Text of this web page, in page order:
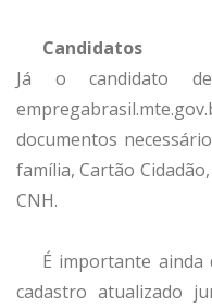
Candidatos
Já o candidato
documentos
família, Cartão
CNH.
É importante ainda
cadastro atualizado